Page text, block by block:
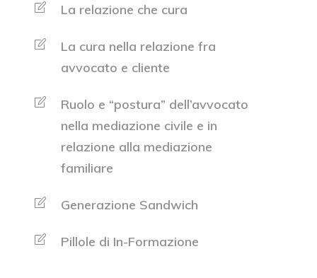
La relazione che cura
La cura nella relazione fra
avvocato e cliente
Ruolo e “postura” dell’avvocato
nella mediazione civile e in
relazione alla mediazione
familiare
Generazione Sandwich
Pillole di In-Formazione